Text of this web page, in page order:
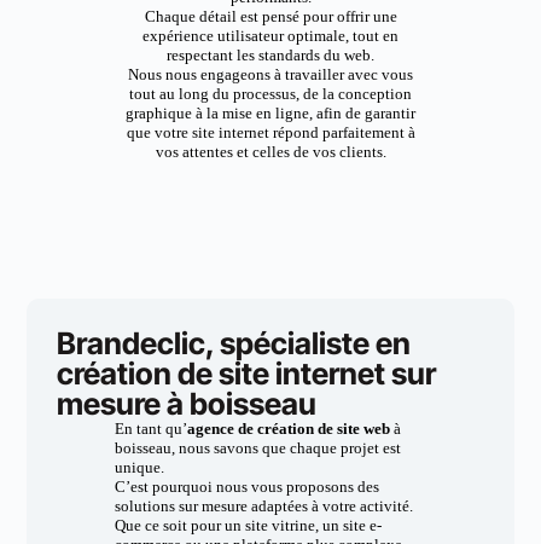
Chaque détail est pensé pour offrir une
expérience utilisateur optimale, tout en
respectant les standards du web.
Nous nous engageons à travailler avec vous
tout au long du processus, de la conception
graphique à la mise en ligne, afin de garantir
que votre site internet répond parfaitement à
vos attentes et celles de vos clients.
Brandeclic, spécialiste en
création de site internet sur
mesure à boisseau
En tant qu’agence de création de site webà
boisseau, nous savons que chaque projet est
unique.
C’est pourquoi nous vous proposons des
solutions sur mesure adaptées à votre activité.
Que ce soit pour un site vitrine, un site e-